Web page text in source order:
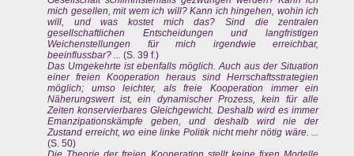
mich gesellen, mit wem ich will? Kann ich hingehen, wohin ich
will, und was kostet mich das? Sind die zentralen
gesellschaftlichen Entscheidungen und langfristigen
Weichenstellungen für mich irgendwie erreichbar,
beeinflussbar? ... (S. 39 f.)
Das Umgekehrte ist ebenfalls möglich. Auch aus der Situation
einer freien Kooperation heraus sind Herrschaftsstrategien
möglich; umso leichter, als freie Kooperation immer ein
Näherungswert ist, ein dynamischer Prozess, kein für alle
Zeiten konservierbares Gleichgewicht. Deshalb wird es immer
Emanzipationskämpfe geben, und deshalb wird nie der
Zustand erreicht, wo eine linke Politik nicht mehr nötig wäre. ...
(S. 50)